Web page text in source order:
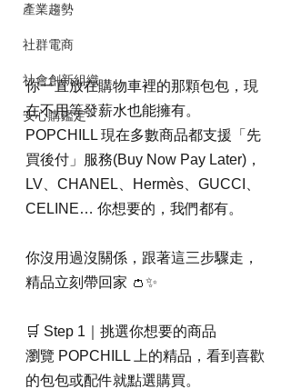
產業趨勢
社群電商
社會創新組織
安心購鑑定
你一直放在購物車裡的那顆包包，現
在不用等發薪水也能擁有。
POPCHILL 現在多數商品都支援「先
買後付」服務(Buy Now Pay Later)，
LV、CHANEL、Hermès、GUCCI、
CELINE… 你想要的，我們都有。
你沒用過沒關係，跟著這三步驟走，
精品立刻帶回家 👛✨
🛒 Step 1｜挑選你想要的商品
瀏覽 POPCHILL 上的精品，看到喜歡
的包包或配件就點選購買。